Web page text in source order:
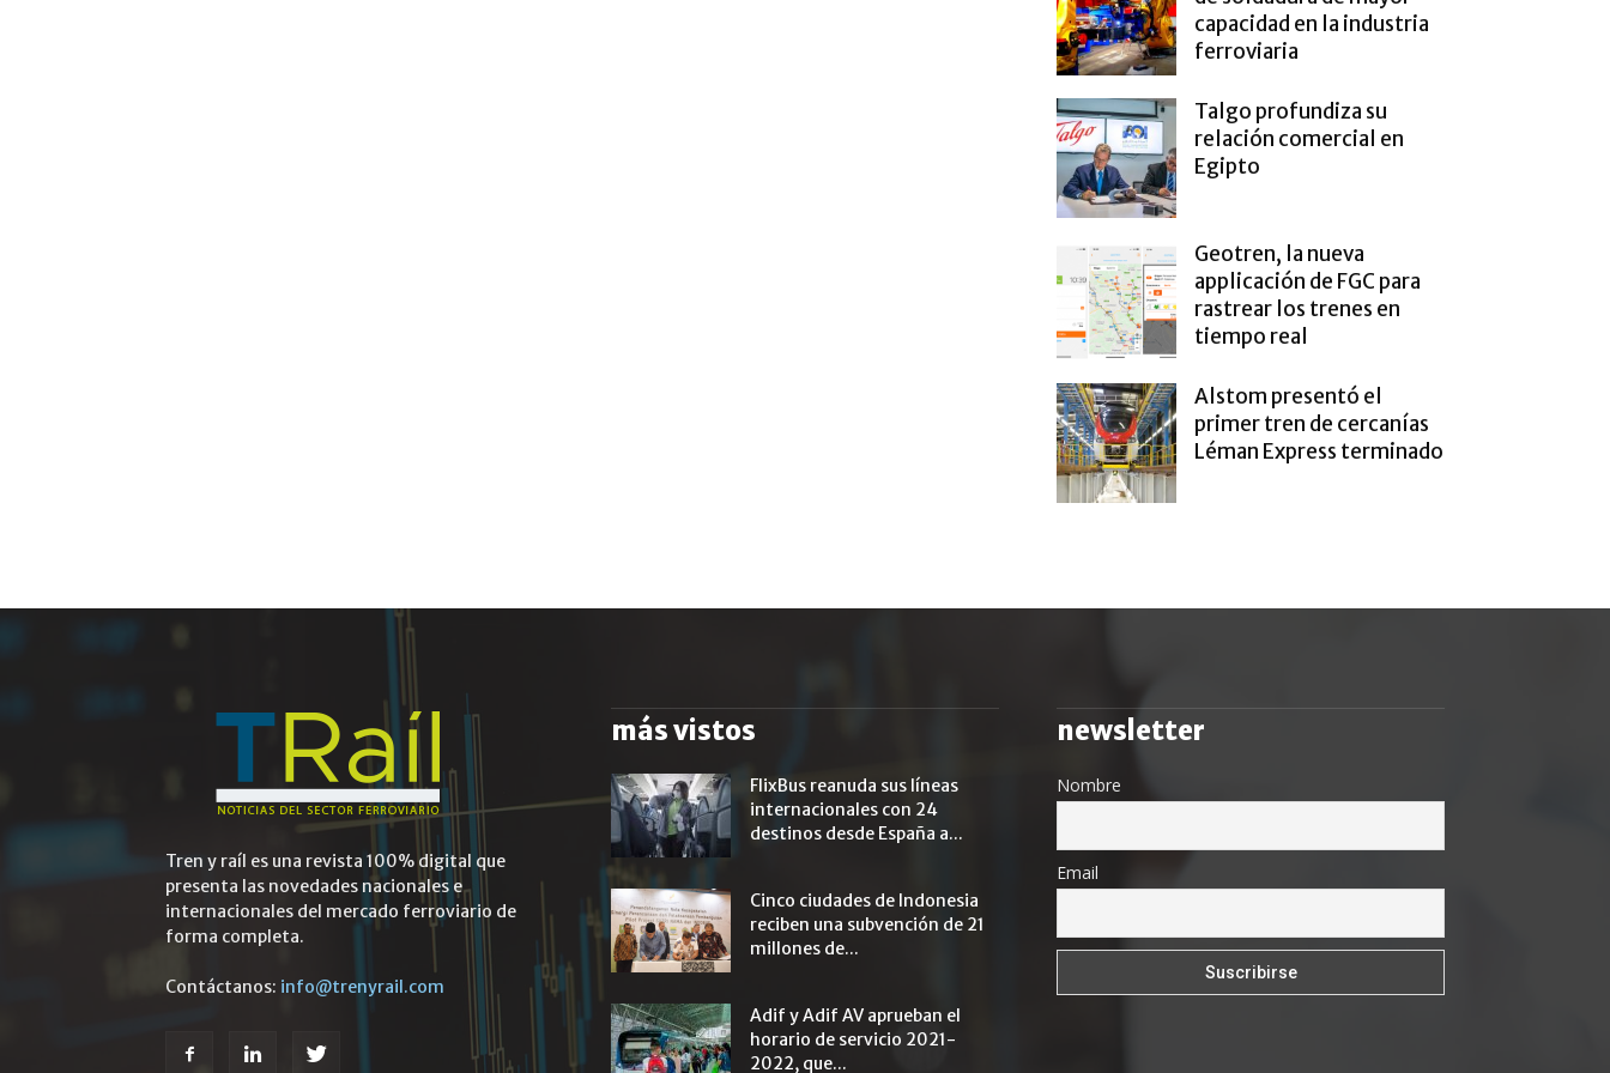
capacidad en la industria
ferroviaria
Talgo profundiza su
relación comercial en
Egipto
Geotren, la nueva
applicación de FGC para
rastrear los trenes en
tiempo real
Alstom presentó el
primer tren de cercanías
Léman Express terminado
Tren y raíl es una revista 100% digital que
presenta las novedades nacionales e
internacionales del mercado ferroviario de
forma completa.
Contáctanos: info@trenyrail.com
más vistos
FlixBus reanuda sus líneas
internacionales con 24
destinos desde España a...
Cinco ciudades de Indonesia
reciben una subvención de 21
millones de...
Adif y Adif AV aprueban el
horario de servicio 2021-
2022, que...
newsletter
Nombre
Email